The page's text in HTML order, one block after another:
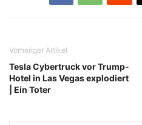
Vorheriger Artikel
Tesla Cybertruck vor Trump-
Hotel in Las Vegas explodiert
| Ein Toter